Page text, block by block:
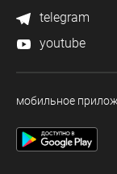
telegram
youtube
мобильное